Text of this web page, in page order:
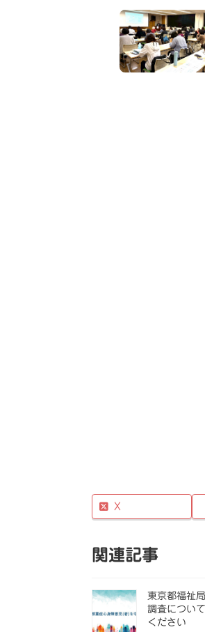
X
関連記事
東京都福祉
調査につい
ください